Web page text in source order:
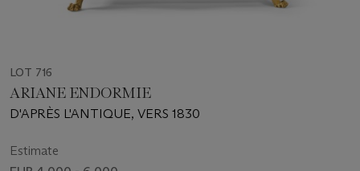
LOT 716
ARIANE ENDORMIE
D'APRÈS L'ANTIQUE, VERS 1830
Estimate